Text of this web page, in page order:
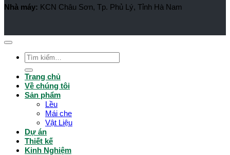
Nhà máy: KCN Châu Sơn, Tp. Phủ Lý, Tỉnh Hà Nam
Tìm
kiếm:
Trang chủ
Về chúng tôi
Sản phẩm
Lều
Mái che
Vật Liệu
Dự án
Thiết kế
Kinh Nghiệm